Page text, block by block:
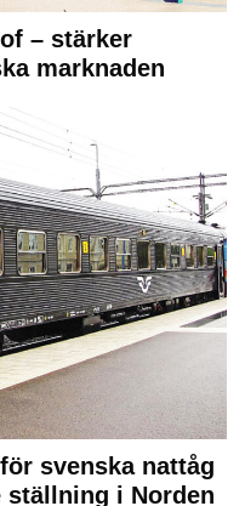
– stärker
marknaden
svenska nattåg
ställning i Norden